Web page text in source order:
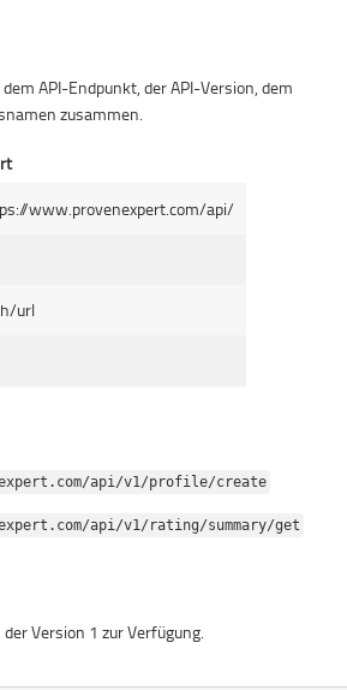
API-Endpunkt, der API-Version, dem
zusammen.
www.provenexpert.com/api/
url
api/v1/profile/create
api/v1/rating/summary/get
Version 1 zur Verfügung.